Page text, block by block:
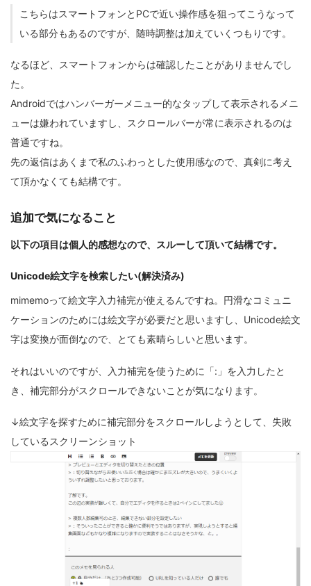
こちらはスマートフォンとPCで近い操作感を狙ってこうなって
いる部分もあるのですが、随時調整は加えていくつもりです。
なるほど、スマートフォンからは確認したことがありませんでし
た。
Androidではハンバーガーメニュー的なタップして表示されるメニ
ューは嫌われていますし、スクロールバーが常に表示されるのは
普通ですね。
先の返信はあくまで私のふわっとした使用感なので、真剣に考え
て頂かなくても結構です。
追加で気になること
以下の項目は個人的感想なので、スルーして頂いて結構です。
Unicode絵文字を検索したい(解決済み)
mimemoって絵文字入力補完が使えるんですね。円滑なコミュニ
ケーションのためには絵文字が必要だと思いますし、Unicode絵文
字は変換が面倒なので、とても素晴らしいと思います。
それはいいのですが、入力補完を使うために「:」を入力したと
き、補完部分がスクロールできないことが気になります。
↓絵文字を探すために補完部分をスクロールしようとして、失敗
しているスクリーンショット